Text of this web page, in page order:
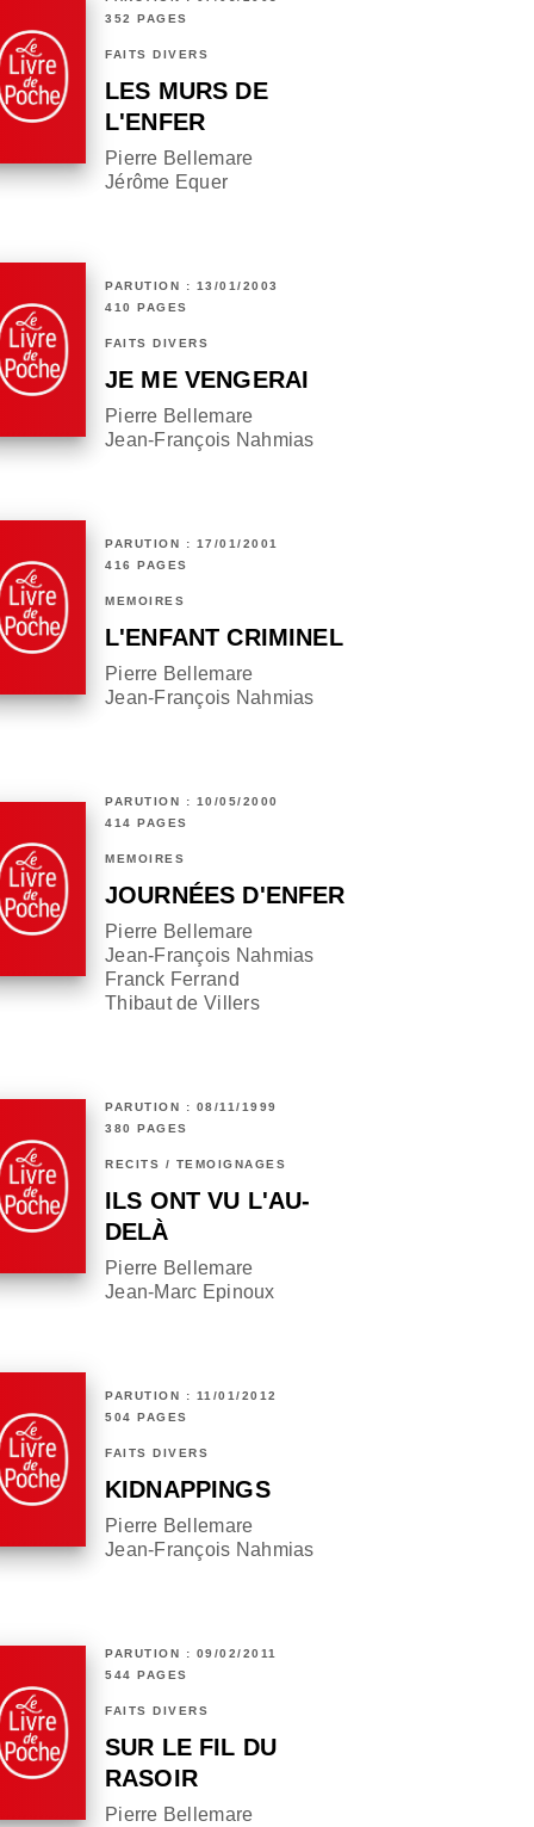
352 PAGES
FAITS DIVERS
LES MURS DE
L'ENFER
Pierre Bellemare
Jérôme Equer
PARUTION : 13/01/2003
410 PAGES
FAITS DIVERS
JE ME VENGERAI
Pierre Bellemare
Jean-François Nahmias
PARUTION : 17/01/2001
416 PAGES
MÉMOIRES
L'ENFANT CRIMINEL
Pierre Bellemare
Jean-François Nahmias
PARUTION : 10/05/2000
414 PAGES
MÉMOIRES
JOURNÉES D'ENFER
Pierre Bellemare
Jean-François Nahmias
Franck Ferrand
Thibaut de Villers
PARUTION : 08/11/1999
380 PAGES
RÉCITS / TÉMOIGNAGES
ILS ONT VU L'AU-
DELÀ
Pierre Bellemare
Jean-Marc Epinoux
PARUTION : 11/01/2012
504 PAGES
FAITS DIVERS
KIDNAPPINGS
Pierre Bellemare
Jean-François Nahmias
PARUTION : 09/02/2011
544 PAGES
FAITS DIVERS
SUR LE FIL DU
RASOIR
Pierre Bellemare